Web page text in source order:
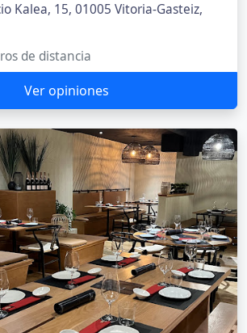
Kalea, 15, 01005 Vitoria-Gasteiz,
de distancia
Ver opiniones